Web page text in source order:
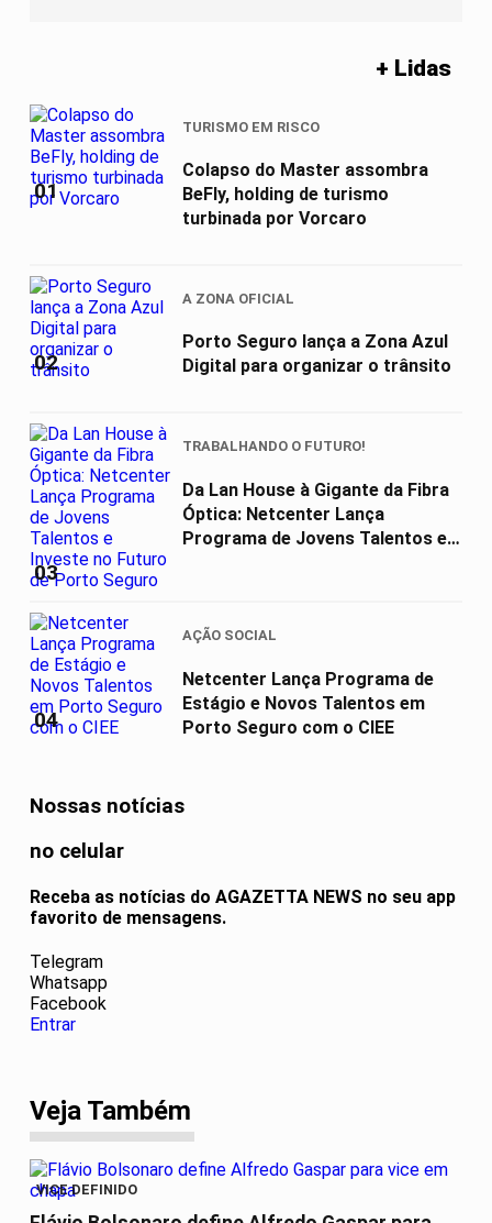
+ Lidas
01
TURISMO EM RISCO
Colapso do Master assombra
BeFly, holding de turismo
turbinada por Vorcaro
02
A ZONA OFICIAL
Porto Seguro lança a Zona Azul
Digital para organizar o trânsito
03
TRABALHANDO O FUTURO!
Da Lan House à Gigante da Fibra
Óptica: Netcenter Lança
Programa de Jovens Talentos e
04
AÇÃO SOCIAL
Netcenter Lança Programa de
Estágio e Novos Talentos em
Porto Seguro com o CIEE
Nossas notícias
no celular
Receba as notícias do AGAZETTA NEWS no seu app
favorito de mensagens.
Telegram
Whatsapp
Facebook
Entrar
Veja Também
VICE DEFINIDO